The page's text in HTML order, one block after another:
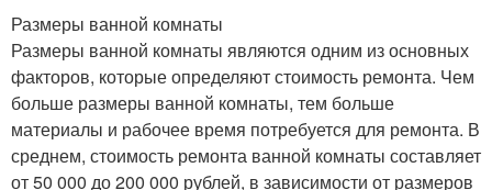
Размеры ванной комнаты
Размеры ванной комнаты являются одним из основных
факторов, которые определяют стоимость ремонта. Чем
больше размеры ванной комнаты, тем больше
материалы и рабочее время потребуется для ремонта. В
среднем, стоимость ремонта ванной комнаты составляет
от 50 000 до 200 000 рублей, в зависимости от размеров